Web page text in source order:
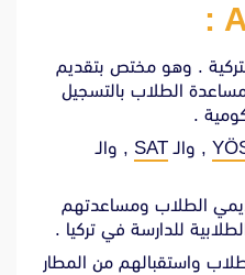
. وهو مختص بتقديم
الطلاب بالتسجيل
.
, والـ SAT , والـ
الطلاب ومساعدتهم
للدارسة في تركيا .
واستقبالهم من المطار